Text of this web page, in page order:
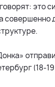
это
совершенно
(18-